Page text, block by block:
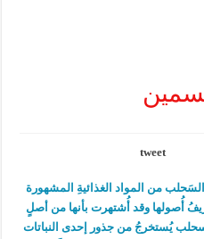
tweet
من المواد الغذائيةِ المشهورة
أُصولها وقد أُشتهرت بأنها من أصلٍ
يُستخرجُ من جذور إحدى النباتات